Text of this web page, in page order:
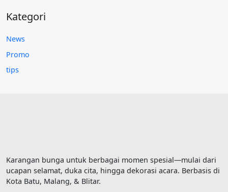
Kategori
News
Promo
tips
Karangan bunga untuk berbagai momen spesial—mulai dari
ucapan selamat, duka cita, hingga dekorasi acara. Berbasis di
Kota Batu, Malang, & Blitar.